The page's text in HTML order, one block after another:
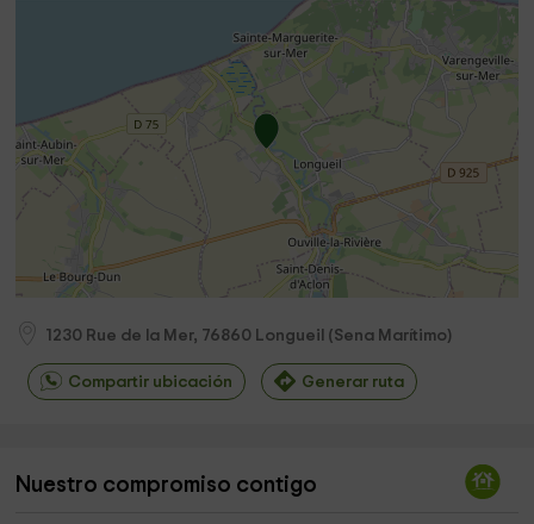
1230 Rue de la Mer, 76860 Longueil (Sena Marítimo)
Compartir ubicación Generar ruta
Nuestro compromiso contigo